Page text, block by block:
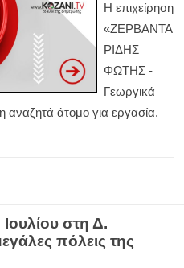
Η επιχείρηση
«ΖΕΡΒΑΝΤΑ
ΡΙΔΗΣ
ΦΩΤΗΣ -
Γεωργικά
αναζητά άτομο για εργασία.
στη Δ.
πόλεις της